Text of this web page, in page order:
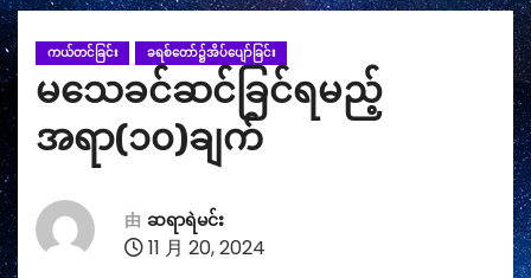
ကယ်တင်ခြင်း ခရစ်တော်၌အိပ်ပျော်ခြင်း
မသေခင်ဆင်ခြင်ရမည့်
အရာ(၁၀)ချက်
由 ဆရာရဲမင်း
11 月 20, 2024